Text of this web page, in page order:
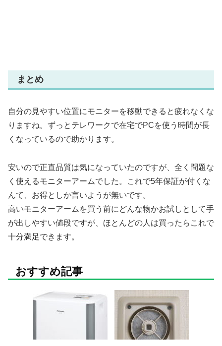
まとめ
自分の見やすい位置にモニターを移動できると疲れなくな
りますね。ずっとテレワークで在宅でPCを使う時間が長
くなっているので助かります。
安いので正直品質は気になっていたのですが、全く問題な
く使えるモニターアームでした。これで5年保証が付くな
んて、お得としか言いようが無いです。
高いモニターアームを買う前にどんな物かお試しとして手
が出しやすい値段ですが、ほとんどの人は買ったらこれで
十分満足できます。
おすすめ記事